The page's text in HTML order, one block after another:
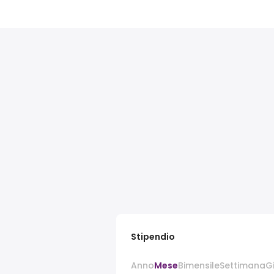
Stipendio
AnnoMeseBimensileSettimana